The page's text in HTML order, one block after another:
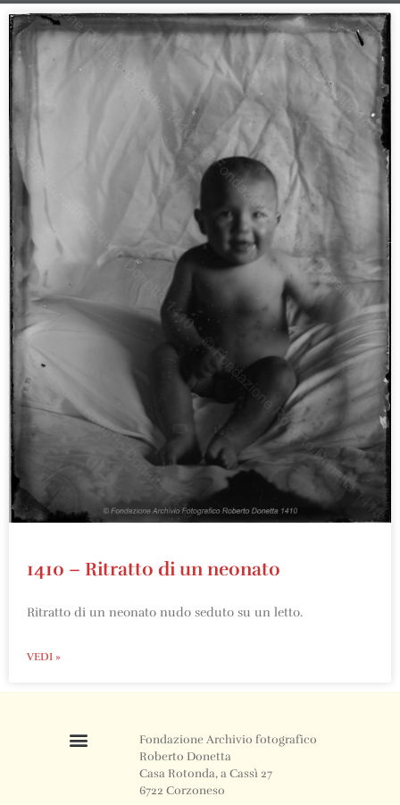
1410 – Ritratto di un neonato
Ritratto di un neonato nudo seduto su un letto.
VEDI »
Fondazione Archivio fotografico
Roberto Donetta
Casa Rotonda, a Cassì 27
6722 Corzoneso